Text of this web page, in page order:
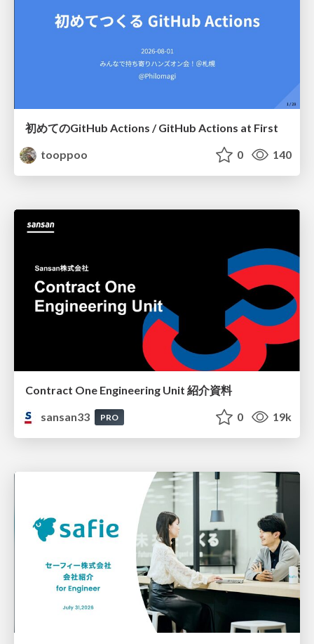
初めてのGitHub Actions / GitHub Actions at First
tooppoo
0 140
Contract One Engineering Unit 紹介資料
sansan33
PRO 0 19k